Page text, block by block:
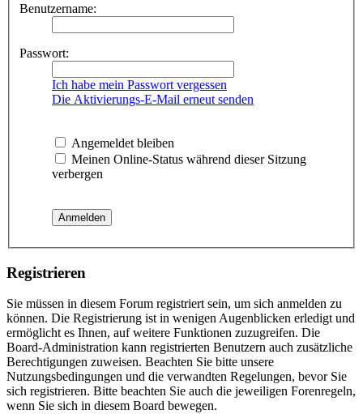
Benutzername:
Passwort:
Ich habe mein Passwort vergessen
Die Aktivierungs-E-Mail erneut senden
Angemeldet bleiben
Meinen Online-Status während dieser Sitzung
verbergen
Registrieren
Sie müssen in diesem Forum registriert sein, um sich anmelden zu
können. Die Registrierung ist in wenigen Augenblicken erledigt und
ermöglicht es Ihnen, auf weitere Funktionen zuzugreifen. Die
Board-Administration kann registrierten Benutzern auch zusätzliche
Berechtigungen zuweisen. Beachten Sie bitte unsere
Nutzungsbedingungen und die verwandten Regelungen, bevor Sie
sich registrieren. Bitte beachten Sie auch die jeweiligen Forenregeln,
wenn Sie sich in diesem Board bewegen.